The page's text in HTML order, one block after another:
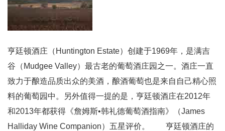
亨廷顿酒庄（Huntington Estate）创建于1969年，是满吉
谷（Mudgee Valley）最古老的葡萄酒庄园之一。酒庄一直
致力于酿造品质出众的美酒，酿酒葡萄也是来自自己精心照
料的葡萄园中。另外值得一提的是，亨廷顿酒庄在2012年
和2013年都获得《詹姆斯•韩礼德葡萄酒指南》（James
Halliday Wine Companion）五星评价。 亨廷顿酒庄的